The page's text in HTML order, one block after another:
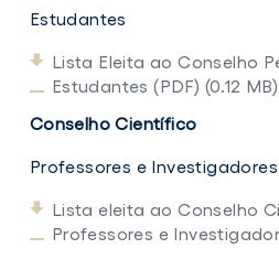
Pedagógico)
Estudantes
Lista Eleita ao Conselho
Estudantes (PDF) (0.12 MB)
Conselho Científico
Professores e Investigadores
Lista eleita ao Conselho
Professores e